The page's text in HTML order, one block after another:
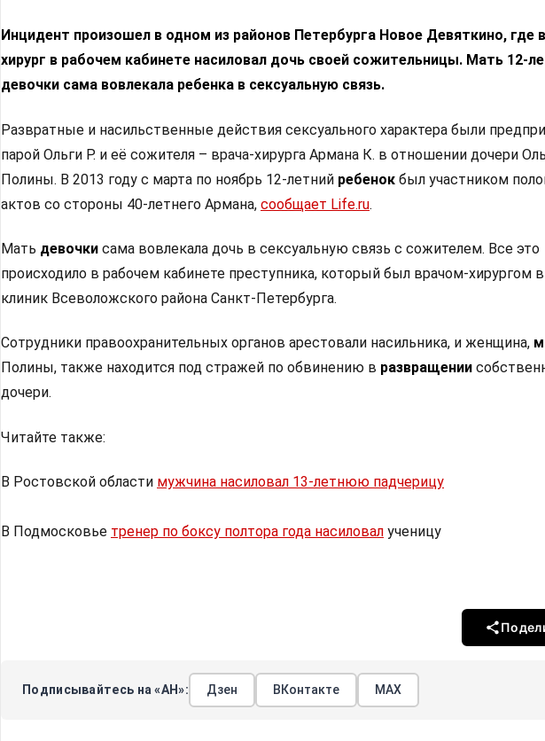
Инцидент произошел в одном из районов Петербурга Новое Девяткино, где
хирург в рабочем кабинете насиловал дочь своей сожительницы. Мать 12-
девочки сама вовлекала ребенка в сексуальную связь.
Развратные и насильственные действия сексуального характера были
парой Ольги Р. и её сожителя – врача-хирурга Армана К. в отношении дочери
Полины. В 2013 году с марта по ноябрь 12-летний ребенок был участником
актов со стороны 40-летнего Армана, сообщает Life.ru.
Мать девочки сама вовлекала дочь в сексуальную связь с сожителем. Все это
происходило в рабочем кабинете преступника, который был врачом-хирургом
клиник Всеволожского района Санкт-Петербурга.
Сотрудники правоохранительных органов арестовали насильника, и женщина,
Полины, также находится под стражей по обвинению в развращении
дочери.
Читайте также:
В Ростовской области мужчина насиловал 13-летнюю падчерицу
В Подмосковье тренер по боксу полтора года насиловал ученицу
Подписывайтесь на «АН»: Дзен ВКонтакте МАХ